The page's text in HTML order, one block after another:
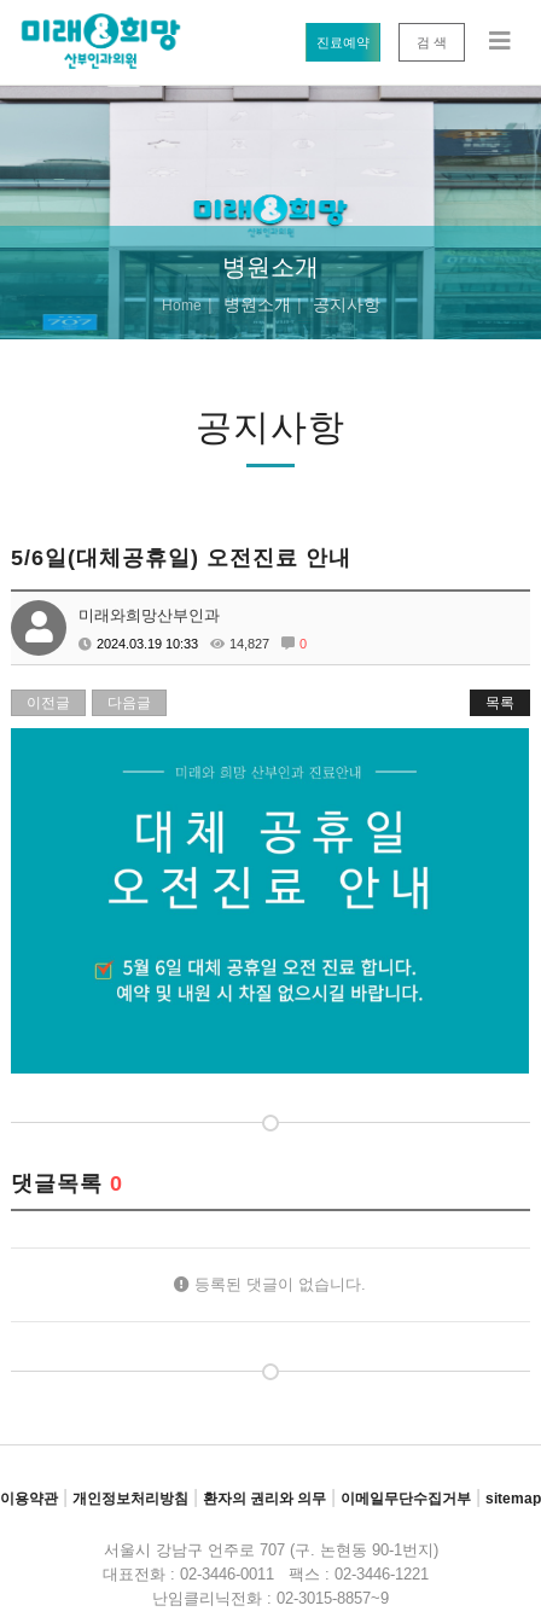
진료예약 검 색
병원소개
Home 병원소개 공지사항
공지사항
5/6일(대체공휴일) 오전진료 안내
미래와희망산부인과
2024.03.19 10:33 14,827 0
이전글 다음글 목록
댓글목록0
등록된 댓글이 없습니다.
이용약관 개인정보처리방침 환자의 권리와 의무 이메일무단수집거부 sitemap
서울시 강남구 언주로 707 (구. 논현동 90-1번지)
대표전화 : 02-3446-0011 팩스 : 02-3446-1221
난임클리닉전화 : 02-3015-8857~9